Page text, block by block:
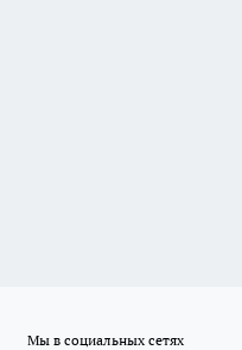
Мы в социальных сетях